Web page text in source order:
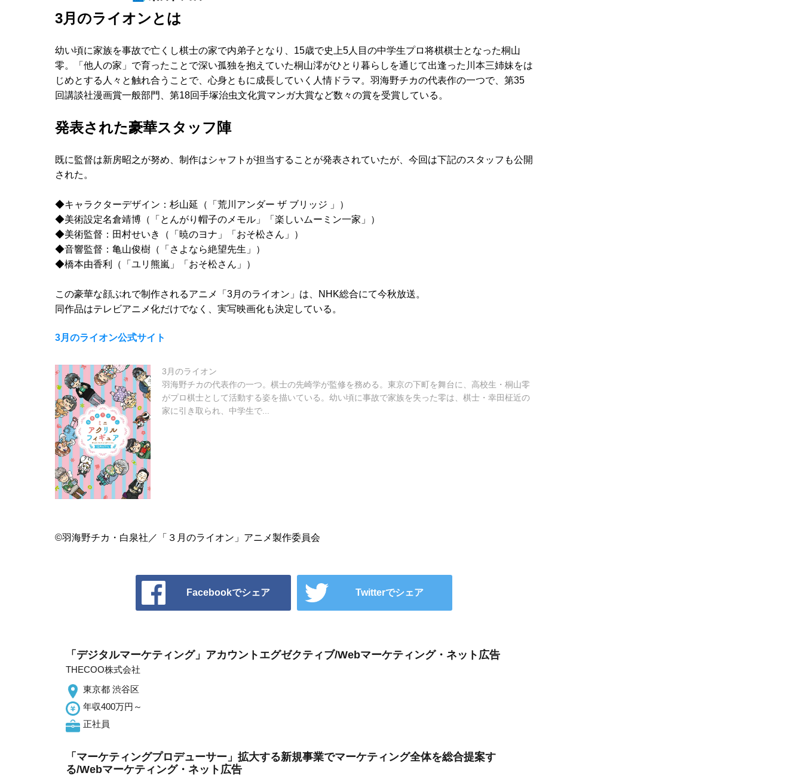
3月のライオンとは
幼い頃に家族を事故で亡くし棋士の家で内弟子となり、15歳で史上5人目の中学生プロ将棋棋士となった桐山
零。「他人の家」で育ったことで深い孤独を抱えていた桐山澪がひとり暮らしを通じて出逢った川本三姉妹をは
じめとする人々と触れ合うことで、心身ともに成長していく人情ドラマ。羽海野チカの代表作の一つで、第35
回講談社漫画賞一般部門、第18回手塚治虫文化賞マンガ大賞など数々の賞を受賞している。
発表された豪華スタッフ陣
既に監督は新房昭之が努め、制作はシャフトが担当することが発表されていたが、今回は下記のスタッフも公開
された。
◆キャラクターデザイン：杉山延（「荒川アンダー ザ ブリッジ 」）
◆美術設定名倉靖博（「とんがり帽子のメモル」「楽しいムーミン一家」）
◆美術監督：田村せいき（「暁のヨナ」「おそ松さん」）
◆音響監督：亀山俊樹（「さよなら絶望先生」）
◆橋本由香利（「ユリ熊嵐」「おそ松さん」）
この豪華な顔ぶれで制作されるアニメ「3月のライオン」は、NHK総合にて今秋放送。
同作品はテレビアニメ化だけでなく、実写映画化も決定している。
3月のライオン公式サイト
3月のライオン
羽海野チカの代表作の一つ。棋士の先崎学が監修を務める。東京の下町を舞台に、高校生・桐山零
がプロ棋士として活動する姿を描いている。幼い頃に事故で家族を失った零は、棋士・幸田柾近の
家に引き取られ、中学生で...
©羽海野チカ・白泉社／「３月のライオン」アニメ製作委員会
Facebookでシェア Twitterでシェア
「デジタルマーケティング」アカウントエグゼクティブ/Webマーケティング・ネット広告
THECOO株式会社
東京都 渋谷区
年収400万円～
正社員
「マーケティングプロデューサー」拡大する新規事業でマーケティング全体を総合提案す
る/Webマーケティング・ネット広告